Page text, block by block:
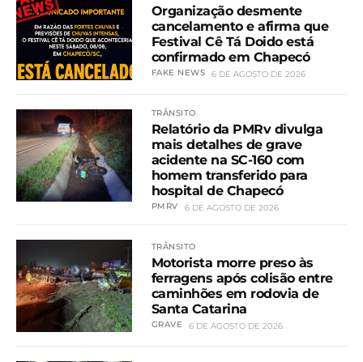
Organização desmente
cancelamento e afirma que
Festival Cê Tá Doido está
confirmado em Chapecó
FAKE NEWS 6 DE AGOSTO DE 2026
TRÂNSITO
Relatório da PMRv divulga
mais detalhes de grave
acidente na SC-160 com
homem transferido para
hospital de Chapecó
PMRV 6 DE AGOSTO DE 2026
TRÂNSITO
Motorista morre preso às
ferragens após colisão entre
caminhões em rodovia de
Santa Catarina
GRAVE 6 DE AGOSTO DE 2026